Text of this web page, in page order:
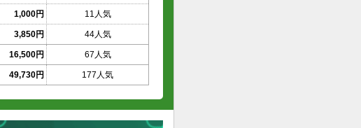
1,000円 11人気
3,850円 44人気
16,500円 67人気
49,730円 177人気